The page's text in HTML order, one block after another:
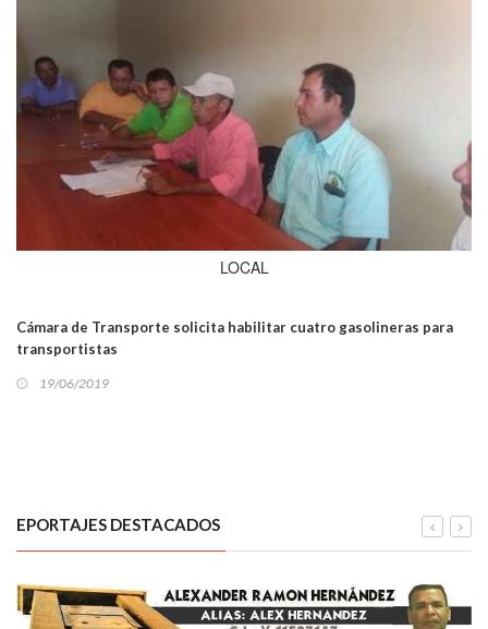
LOCAL
Cámara de Transporte solicita habilitar cuatro gasolineras para
transportistas
19/06/2019
EPORTAJES DESTACADOS